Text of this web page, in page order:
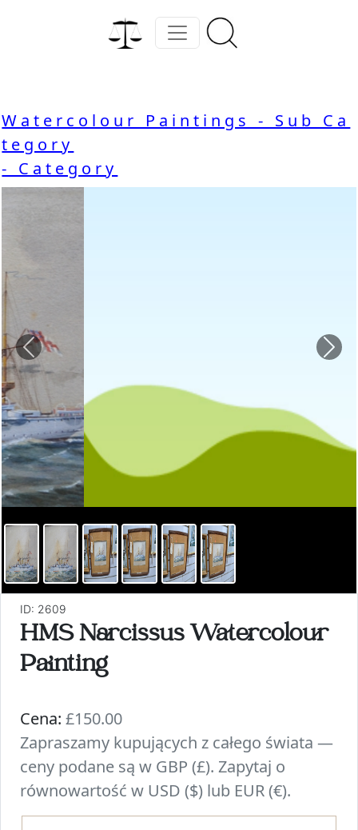
Watercolour Paintings - Sub Ca
tegory
- Category
Previous
ID: 2609
HMS Narcissus Watercolour
Painting
Cena: £150.00
Zapraszamy kupujących z całego świata —
ceny podane są w GBP (£). Zapytaj o
równowartość w USD ($) lub EUR (€).